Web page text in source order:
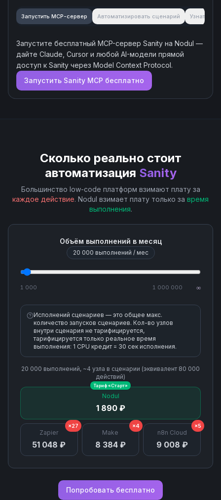
Запустить MCP-сервер Автоматизировать сценарий Узнать об
Запустите бесплатный MCP-сервер Sanity на Nodul —
дайте Claude, Cursor и любой AI-модели прямой
доступ к Sanity через Model Context Protocol.
Запустить Sanity MCP бесплатно
Сколько реально стоит
автоматизация Sanity
Большинство low-code платформ взимают плату за
каждое действие. Nodul взимает плату только за время
выполнения.
Объём выполнений в месяц
20 000 выполнений / мес
1 000 1 000 000 ∞
Исполнений сценариев — это общее макс.
количество запусков сценариев. Кол-во узлов
внутри сценария не тарифицируется,
тарифицируется только реальное время
выполнения: 1 CPU кредит = 30 сек исполнения.
20 000 выполнений, ~4 узла в сценарии (эквивалент 80 000
действий)
Nodul
1 890 ₽
Тариф «Старт»
Zapier
51 048 ₽
×27
Make
8 384 ₽
×4
n8n Cloud
9 008 ₽
×5
Попробовать бесплатно